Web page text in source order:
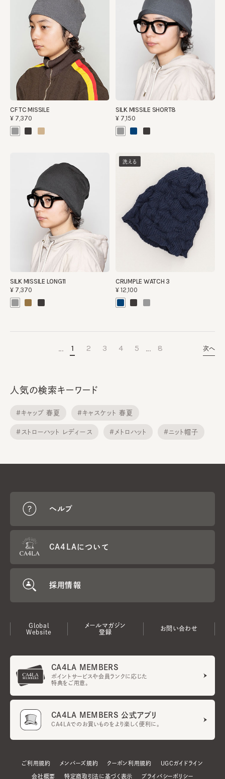
CF TC MISSILE
¥7,370
SILK MISSILE SHORT8
¥7,150
SILK MISSILE LONG11
¥7,370
洗える
CRUMPLE WATCH 3
¥12,100
… 1 2 3 4 5 … 8 次へ
人気の検索キーワード
#キャップ 春夏 #キャスケット 春夏
#ストローハット レディース #メトロハット #ニット帽子
ヘルプ
CA4LAについて
採用情報
Global
Website
メールマガジン
登録
お問い合わせ
CA4LA MEMBERS
ポイントサービスや会員ランクに応じた
特典をご用意。
CA4LA MEMBERS 公式アプリ
CA4LAでのお買いものをより楽しく便利に。
ご利用規約 メンバーズ規約 クーポン利用規約 UGCガイドライン
会社概要 特定商取引法に基づく表示 プライバシーポリシー